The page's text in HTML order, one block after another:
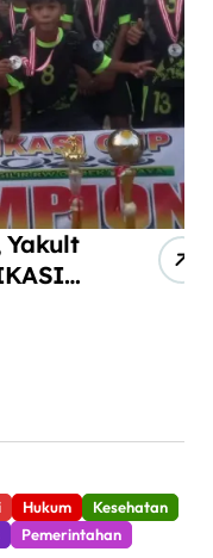
Hukum
Kesehatan
Pemerintahan